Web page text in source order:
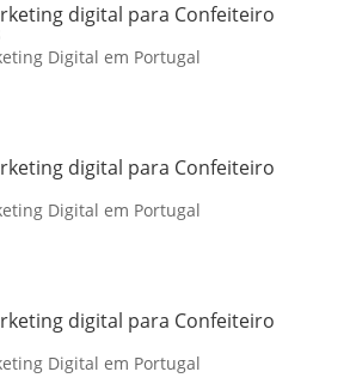
digital para Confeiteiro
Digital em Portugal
digital para Confeiteiro
Digital em Portugal
digital para Confeiteiro
Digital em Portugal